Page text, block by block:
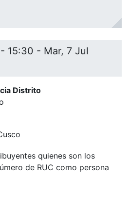
15:30 - Mar, 7 Jul
Distrito
quienes son los
de RUC como persona